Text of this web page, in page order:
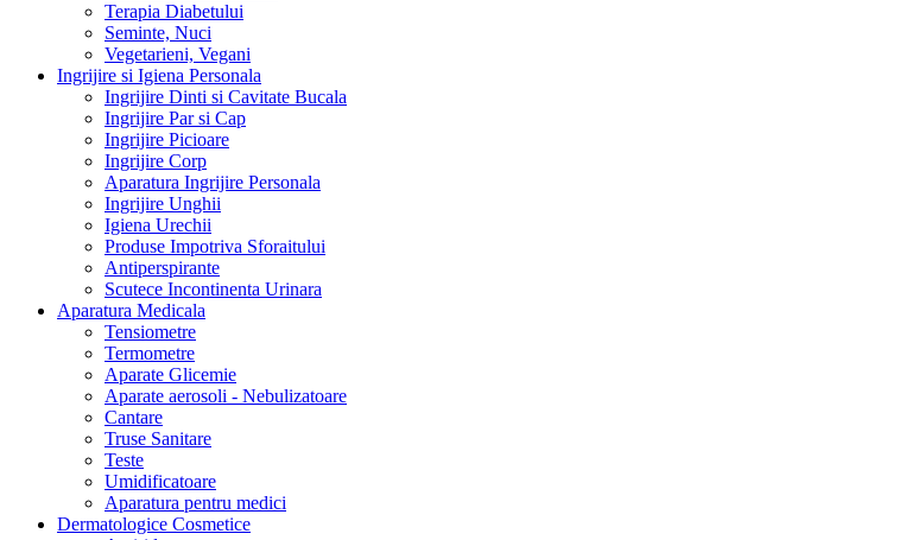
Terapia Diabetului
Seminte, Nuci
Vegetarieni, Vegani
Ingrijire si Igiena Personala
Ingrijire Dinti si Cavitate Bucala
Ingrijire Par si Cap
Ingrijire Picioare
Ingrijire Corp
Aparatura Ingrijire Personala
Ingrijire Unghii
Igiena Urechii
Produse Impotriva Sforaitului
Antiperspirante
Scutece Incontinenta Urinara
Aparatura Medicala
Tensiometre
Termometre
Aparate Glicemie
Aparate aerosoli - Nebulizatoare
Cantare
Truse Sanitare
Teste
Umidificatoare
Aparatura pentru medici
Dermatologice Cosmetice